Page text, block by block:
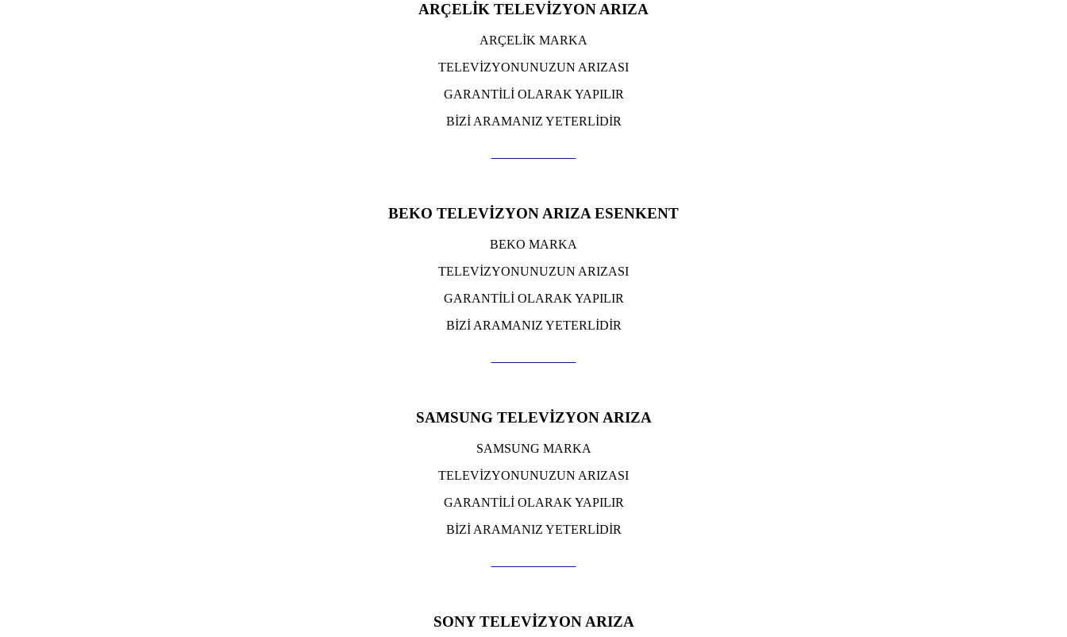
ARÇELİK TELEVİZYON ARIZA
ARÇELİK MARKA
TELEVİZYONUNUZUN ARIZASI
GARANTİLİ OLARAK YAPILIR
BİZİ ARAMANIZ YETERLİDİR
BEKO TELEVİZYON ARIZA ESENKENT
BEKO MARKA
TELEVİZYONUNUZUN ARIZASI
GARANTİLİ OLARAK YAPILIR
BİZİ ARAMANIZ YETERLİDİR
SAMSUNG TELEVİZYON ARIZA
SAMSUNG MARKA
TELEVİZYONUNUZUN ARIZASI
GARANTİLİ OLARAK YAPILIR
BİZİ ARAMANIZ YETERLİDİR
SONY TELEVİZYON ARIZA